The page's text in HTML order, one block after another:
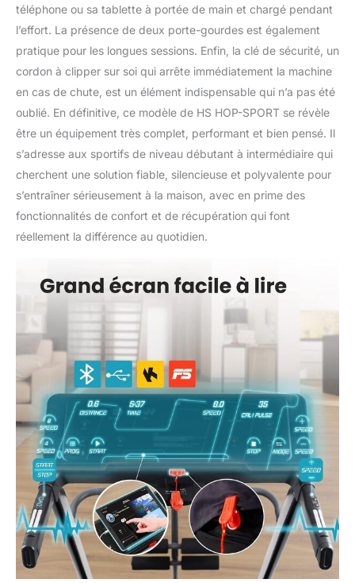
téléphone ou sa tablette à portée de main et chargé pendant
l’effort. La présence de deux porte-gourdes est également
pratique pour les longues sessions. Enfin, la clé de sécurité, un
cordon à clipper sur soi qui arrête immédiatement la machine
en cas de chute, est un élément indispensable qui n’a pas été
oublié. En définitive, ce modèle de HS HOP-SPORT se révèle
être un équipement très complet, performant et bien pensé. Il
s’adresse aux sportifs de niveau débutant à intermédiaire qui
cherchent une solution fiable, silencieuse et polyvalente pour
s’entraîner sérieusement à la maison, avec en prime des
fonctionnalités de confort et de récupération qui font
réellement la différence au quotidien.